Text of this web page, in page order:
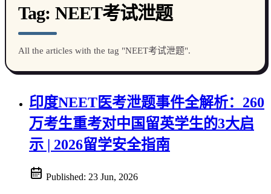
Tag: NEET考试泄题
All the articles with the tag "NEET考试泄题".
印度NEET医考泄题事件全解析：260
万考生重考对中国留英学生的3大启
示 | 2026留学安全指南
Published: 23 Jun, 2026